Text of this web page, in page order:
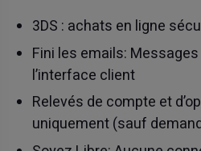
3DS : achats en ligne
Fini les emails:
l’interface client
Relevés de compte et
uniquement (sauf